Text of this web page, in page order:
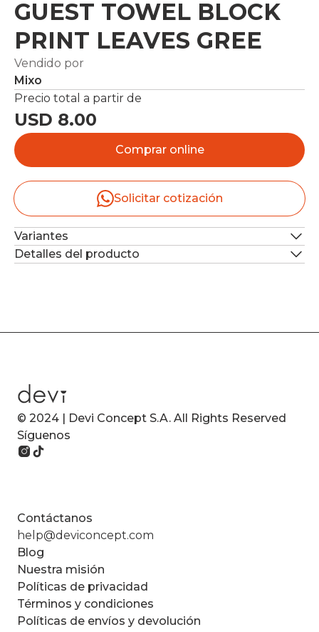
GUEST TOWEL BLOCK
PRINT LEAVES GREE
Vendido por
Mixo
Precio total a partir de
USD 8.00
Comprar online
Solicitar cotización
Variantes
Detalles del producto
© 2024 | Devi Concept S.A. All Rights Reserved
Síguenos
Contáctanos
help@deviconcept.com
Blog
Nuestra misión
Políticas de privacidad
Términos y condiciones
Políticas de envíos y devolución